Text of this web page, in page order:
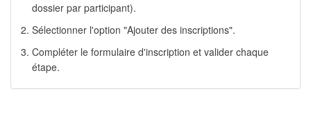
dossier par participant).
Sélectionner l'option "Ajouter des inscriptions".
Compléter le formulaire d'inscription et valider chaque
étape.